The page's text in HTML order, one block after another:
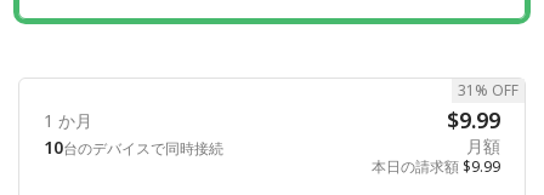
1 か月
10台のデバイスで同時接続
$9.99
月額
本日の請求額 $9.99
31% OFF